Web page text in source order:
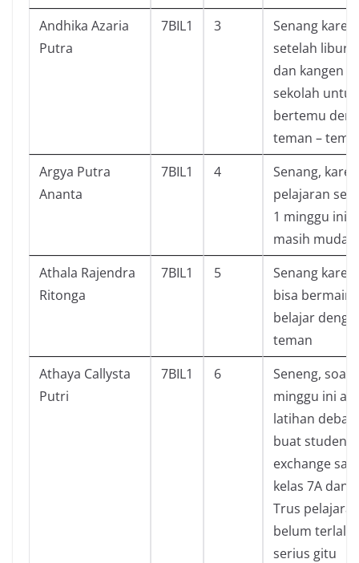
Andhika Azaria
Putra
7BIL1 3
Senang
setelah
dan kangen
sekolah untuk
bertemu
teman –
Argya Putra
Ananta
7BIL1 4
Senang,
pelajaran
1 minggu ini
masih mudah.
Athala Rajendra
Ritonga
7BIL1 5
Senang
bisa bermain
belajar
teman
Athaya Callysta
Putri
7BIL1 6
Seneng,
minggu ini
latihan debat
buat student
exchange
kelas 7A dan
Trus
belum terlalu
serius gitu